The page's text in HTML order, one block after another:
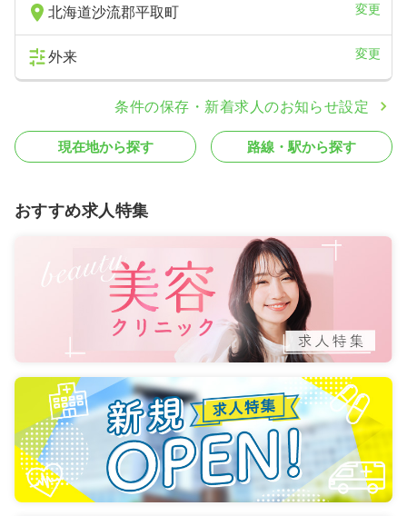
北海道沙流郡平取町 変更
外来 変更
条件の保存・新着求人のお知らせ設定
現在地から探す 路線・駅から探す
おすすめ求人特集